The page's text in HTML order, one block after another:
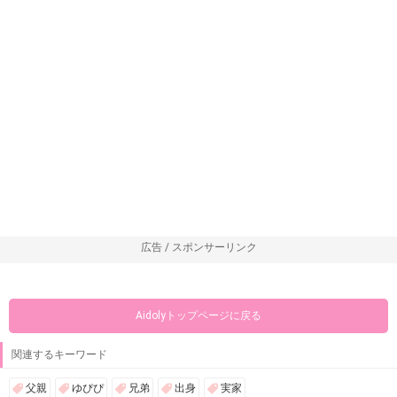
広告 / スポンサーリンク
Aidolyトップページに戻る
関連するキーワード
父親 ゆぴぴ 兄弟 出身 実家